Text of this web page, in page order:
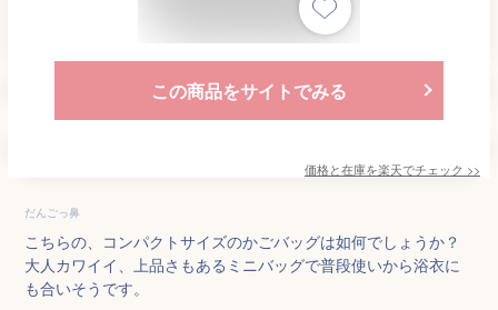
この商品をサイトでみる
価格と在庫を楽天でチェック >>
だんごっ鼻
こちらの、コンパクトサイズのかごバッグは如何でしょうか？
大人カワイイ、上品さもあるミニバッグで普段使いから浴衣に
も合いそうです。